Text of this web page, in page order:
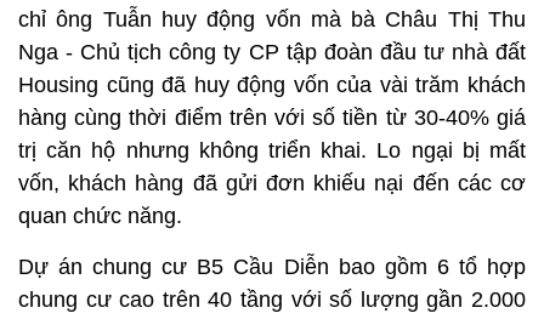
chỉ ông Tuẫn huy động vốn mà bà Châu Thị Thu
Nga - Chủ tịch công ty CP tập đoàn đầu tư nhà đất
Housing cũng đã huy động vốn của vài trăm khách
hàng cùng thời điểm trên với số tiền từ 30-40% giá
trị căn hộ nhưng không triển khai. Lo ngại bị mất
vốn, khách hàng đã gửi đơn khiếu nại đến các cơ
quan chức năng.
Dự án chung cư B5 Cầu Diễn bao gồm 6 tổ hợp
chung cư cao trên 40 tầng với số lượng gần 2.000